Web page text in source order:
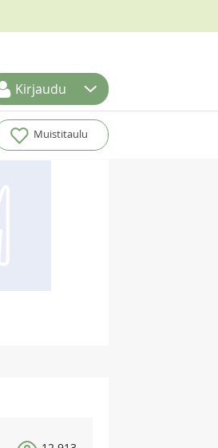
Kirjaudu
Muistitaulu